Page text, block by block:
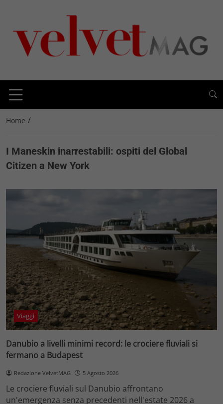
Home /
I Maneskin inarrestabili: ospiti del Global
Citizen a New York
Viaggi
Danubio a livelli minimi record: le crociere fluviali si
fermano a Budapest
Redazione VelvetMAG 5 Agosto 2026
Le crociere fluviali sul Danubio affrontano
un'emergenza senza precedenti nell'estate 2026 a